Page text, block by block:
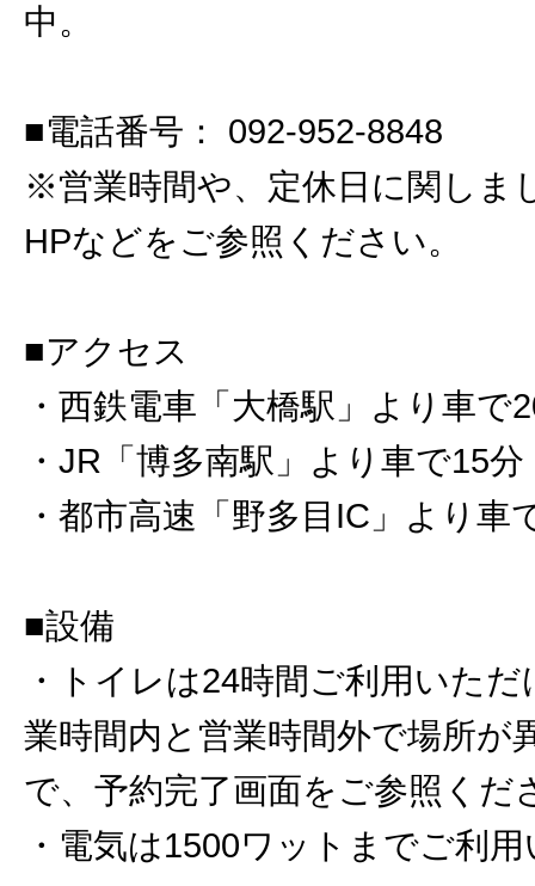
中。
■電話番号： 092-952-8848
※営業時間や、定休日に関しま
HPなどをご参照ください。
■アクセス
・西鉄電車「大橋駅」より車で
・JR「博多南駅」より車で15分
・都市高速「野多目IC」より車
■設備
・トイレは24時間ご利用いた
業時間内と営業時間外で場所が
で、予約完了画面をご参照くだ
・電気は1500ワットまでご利